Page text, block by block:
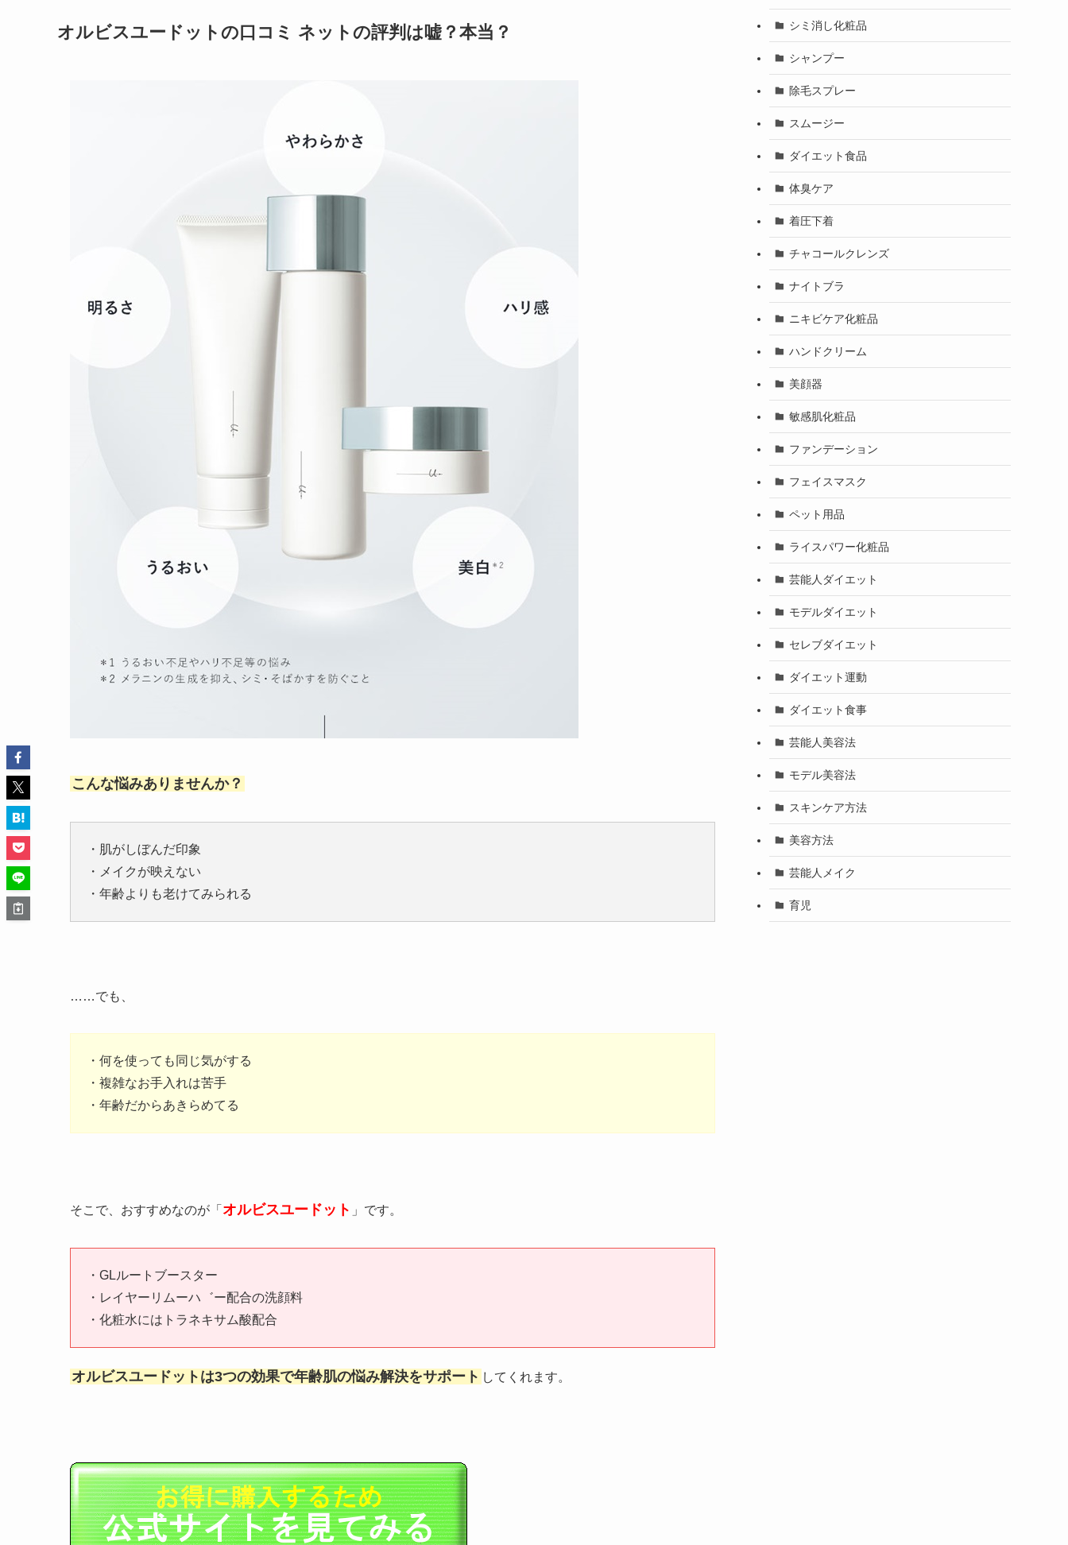
オルビスユードットの口コミ ネットの評判は嘘？本当？
こんな悩みありませんか？
・肌がしぼんだ印象
・メイクが映えない
・年齢よりも老けてみられる
……でも、
・何を使っても同じ気がする
・複雑なお手入れは苦手
・年齢だからあきらめてる
そこで、おすすめなのが「 オルビスユードット 」です。
・GLルートブースター
・レイヤーリムーハ゛ー配合の洗顔料
・化粧水にはトラネキサム酸配合
オルビスユードットは3つの効果で年齢肌の悩み解決をサポート してくれます。
シミ消し化粧品
シャンプー
除毛スプレー
スムージー
ダイエット食品
体臭ケア
着圧下着
チャコールクレンズ
ナイトブラ
ニキビケア化粧品
ハンドクリーム
美顔器
敏感肌化粧品
ファンデーション
フェイスマスク
ペット用品
ライスパワー化粧品
芸能人ダイエット
モデルダイエット
セレブダイエット
ダイエット運動
ダイエット食事
芸能人美容法
モデル美容法
スキンケア方法
美容方法
芸能人メイク
育児